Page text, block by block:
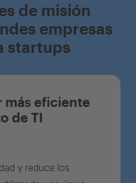
de misión
empresas
startups
más eficiente
de TI
y reduce los